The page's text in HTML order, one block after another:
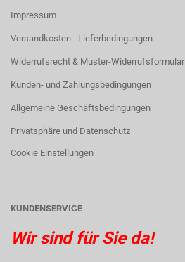
Impressum
Versandkosten - Lieferbedingungen
Widerrufsrecht & Muster-Widerrufsformular
Kunden- und Zahlungsbedingungen
Allgemeine Geschäftsbedingungen
Privatsphäre und Datenschutz
Cookie Einstellungen
KUNDENSERVICE
Wir sind für Sie da!